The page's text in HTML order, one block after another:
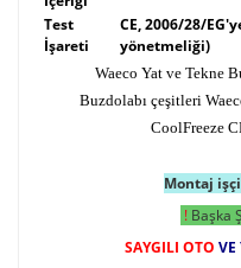
Test
İşareti
CE, 2006/28/
yönetmeliği)
Waeco Yat ve Tekne
Buzdolabı çeşitleri
CoolFreeze
Montaj
! Başka
SAYGILI OTO VE